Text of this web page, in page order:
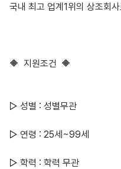
국내 최고 업계1위의 상조회
🔶  지원조건  🔶
▷ 성별 : 성별무관
▷ 연령 : 25세~99세
▷ 학력 : 학력 무관